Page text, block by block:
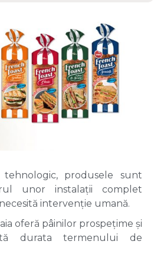
produsele sunt
unor instalații complet
intervenție umană.
oferă pâinilor prospețime și
durata termenului de